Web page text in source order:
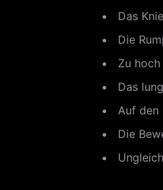
Das
Die
Zu
Das
Auf den
Die